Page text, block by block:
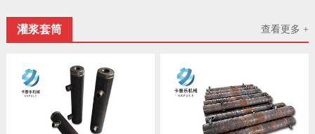
查看更多 +
灌浆套筒